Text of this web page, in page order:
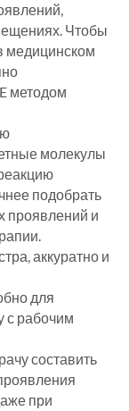
Чтобы
медицинском
методом
молекулы
подобрать
проявлений и
аккуратно и
для
с рабочим
составить
при